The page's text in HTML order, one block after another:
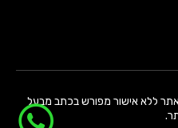
ללא אישור מפורש בכתב מבעל